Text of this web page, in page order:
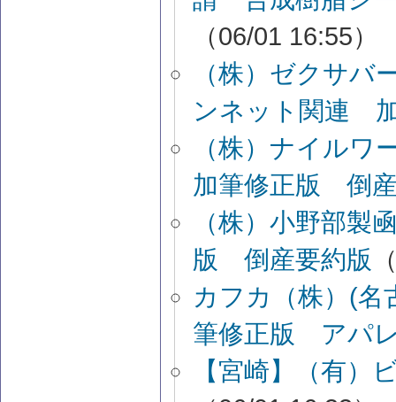
（06/01 16:55）
（株）ゼクサ
ンネット関連
（株）ナイル
加筆修正版 倒
（株）小野部
版 倒産要約版
カフカ（株）(
筆修正版 アパ
【宮崎】（有）